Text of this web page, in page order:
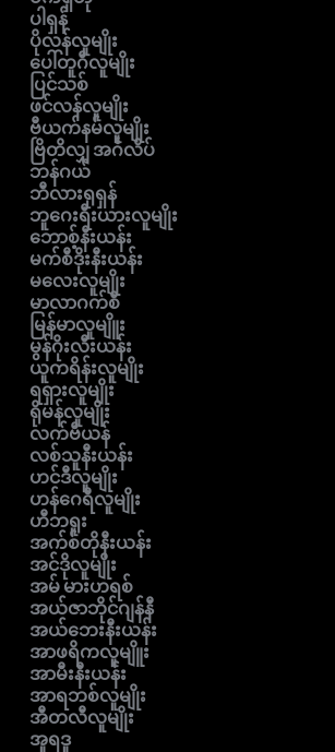
ပါရှန်
ပိုလန်လူမျိုး
ပေါ်တူဂီလူမျိုး
ပြင်သစ်
ဖင်လန်လူမျိုး
ဗီယက်နမ်လူမျိုး
ဗြိတိလျှ အင်္ဂလိပ်
ဘန်ဂယ်
ဘီလားရုရှန်
ဘူဂေးရီးယားလူမျိုး
ဘောစ့်နီးယန်း
မက်စီဒိုးနီးယန်း
မလေးလူမျိုး
မာလာဂက်စီ
မြန်မာလူမျိူး
မွန်ဂိုးလီးယန်း
ယူကရိန်းလူမျိုး
ရရှားလူမျိုး
ရိုမန်လူမျိုး
လက်ဗီယန်
လစ်သူနီးယန်း
ဟင်ဒီလူမျိုး
ဟန်ဂေရီလူမျိုး
ဟီဘရူး
အက်စ်တိုနီးယန်း
အင်ဒိုလူမျိုး
အမ် မားဟရစ်
အယ်ဇာဘိုင်ဂျန်နီ
အယ်ဘေးနီးယန်း
အာဖရိကလူမျိူး
အာမီးနီးယန်း
အာရဘစ်လူမျိုး
အီတလီလူမျိုး
အူရဒူ